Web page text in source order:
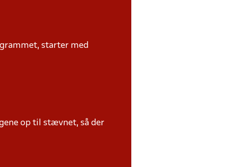
starter med
op til stævnet, så der